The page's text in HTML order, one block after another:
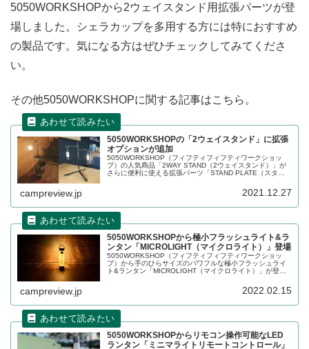
5050WORKSHOPから2ウェイスタンド用拡張パーツが登
場しました。シェラカップを多用する方には特におすすめ
の製品です。気になる方はぜひチェックしてみてくださ
い。
その他5050WORKSHOPに関する記事はこちら。
5050WORKSHOPの「2ウェイスタンド」に拡張
オプションが追加
5050WORKSHOP（フィフティフィフティワークショッ
プ）の人気商品「2WAY STAND（2ウェイスタンド）」が
さらに便利に使える拡張パーツ「STAND PLATE（スタン
campreview.jp 2021.12.27
5050WORKSHOPから極小フラッシュライト&ラ
ンタン「MICROLIGHT（マイクロライト）」登場
5050WORKSHOP（フィフティフィフティワークショッ
プ）から手のひらサイズのパワフルな極小フラッシュライ
ト&ランタン「MICROLIGHT（マイクロライト）」が登場
campreview.jp 2022.02.15
5050WORKSHOPからリモコン操作可能なLED
ランタン「ミニマライトリモートコントロール」